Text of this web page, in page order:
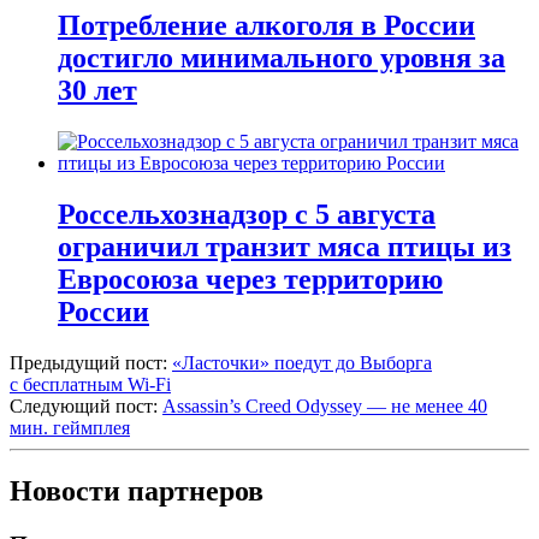
Потребление алкоголя в России
достигло минимального уровня за
30 лет
Россельхознадзор с 5 августа
ограничил транзит мяса птицы из
Евросоюза через территорию
России
Предыдущий пост: «Ласточки» поедут до Выборга
с бесплатным Wi-Fi
Следующий пост: Assassin’s Creed Odyssey — не менее 40
мин. геймплея
Новости партнеров